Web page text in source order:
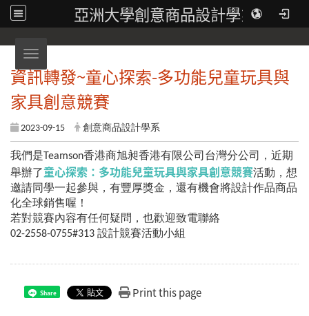
亞洲大學創意商品設計學系
Toggle navigation
資訊轉發~童心探索-多功能兒童玩具與
家具創意競賽
2023-09-15 創意商品設計學系
我們是Teamson香港商旭昶香港有限公司台灣分公司，近期
舉辦了 童心探索：多功能兒童玩具與家具創意競賽活動，想
邀請同學一起參與，有豐厚獎金，還有機會將設計作品商品
化全球銷售喔！
若對競賽內容有任何疑問，也歡迎致電聯絡
02-2558-0755#313 設計競賽活動小組
Share Print this page